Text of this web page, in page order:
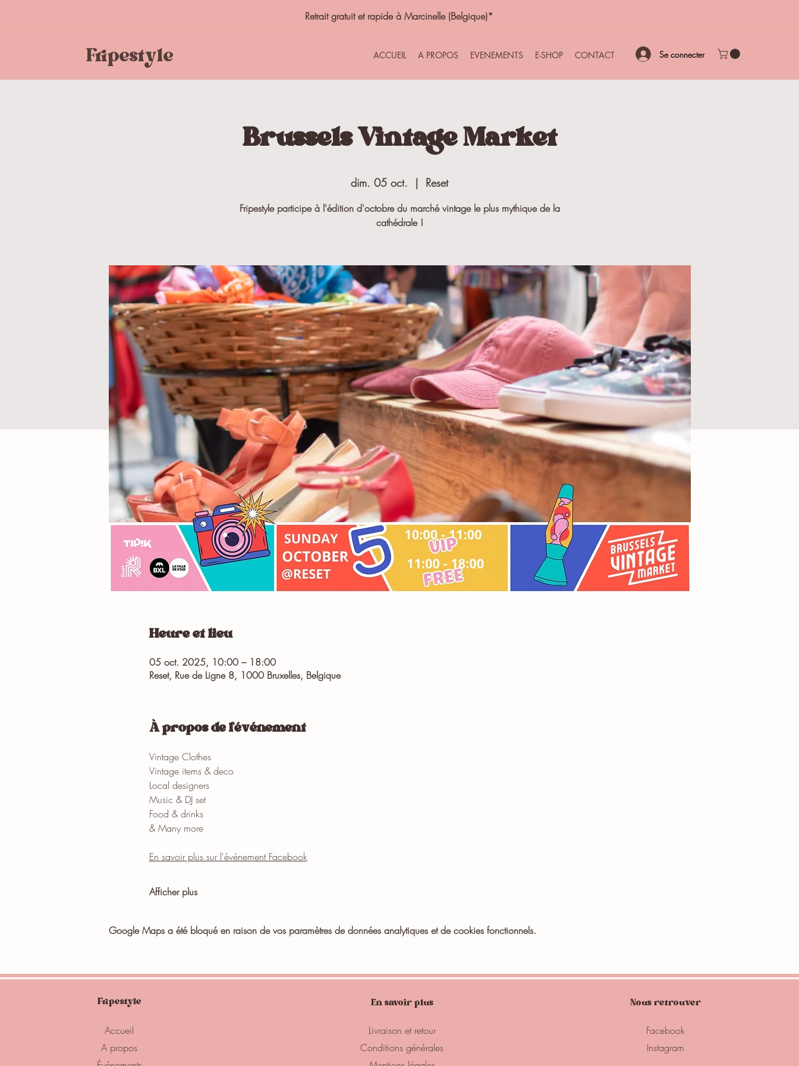
Fripestyle ACCUEIL A PROPOS EVENEMENTS E-SHOP CONTACT Se connecter
Retrait gratuit et rapide à Marcinelle (Belgique)*
Brussels Vintage Market
dim. 05 oct.
  |
Reset
Fripestyle participe à l'édition d'octobre du marché vintage le plus mythique de la
cathédrale !
Heure et lieu
05 oct. 2025, 10:00 – 18:00
Reset, Rue de Ligne 8, 1000 Bruxelles, Belgique
À propos de l'événement
Vintage Clothes
Vintage items & deco
Local designers
Music & DJ set
Food & drinks
& Many more
En savoir plus sur l'événement Facebook
Afficher plus
Google Maps a été bloqué en raison de vos paramètres de données analytiques et de cookies fonctionnels.
Fripestyle
Accueil
A propos
En savoir plus
Livraison et retour
Conditions générales
Nous retrouver
Facebook
Instagram